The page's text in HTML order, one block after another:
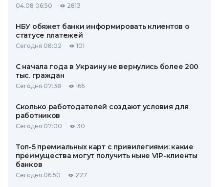
04.08 06:50 2813
НБУ обяжет банки информировать клиентов о
статусе платежей
Сегодня 08:02 101
С начала года в Украину не вернулись более 200
тыс. граждан
Сегодня 07:38 166
Сколько работодателей создают условия для
работников
Сегодня 07:00 30
Топ-5 премиальных карт с привилегиями: какие
преимущества могут получить ныне VIP-клиенты
банков
Сегодня 06:50 227